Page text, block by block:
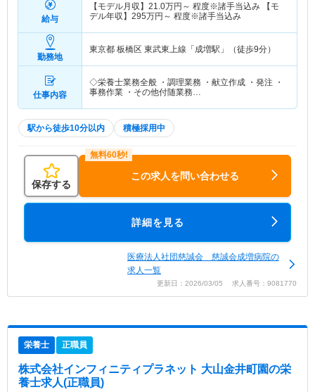
給与
【モデル月収】 21.0万円～ 程度※諸手当込み 【モ
デル年収】 295万円～ 程度※諸手当込み
勤務地
東京都 板橋区 東武東上線「成増駅」（徒歩9分）
仕事内容
◇栄養士業務全般 ・調理業務 ・献立作成 ・発注 ・
事務作業 ・その他付随業務…
駅から徒歩10分以内 積極採用中
保存する
この求人を問い合わせる
詳細を見る
医療法人社団慈誠会 慈誠会成増病院の
求人一覧
更新日：2026/03/05 求人番号：9081770
栄養士 正職員
株式会社インフィニティプラネット 大山金井町園の栄
養士求人(正職員)